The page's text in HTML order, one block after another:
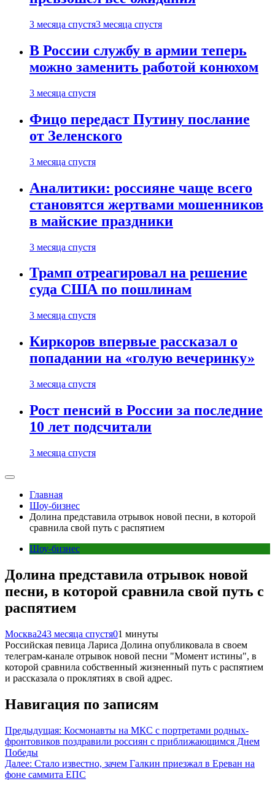
3 месяца спустя3 месяца спустя
В России службу в армии теперь
можно заменить работой конюхом
3 месяца спустя
Фицо передаст Путину послание
от Зеленского
3 месяца спустя
Аналитики: россияне чаще всего
становятся жертвами мошенников
в майские праздники
3 месяца спустя
Трамп отреагировал на решение
суда США по пошлинам
3 месяца спустя
Киркоров впервые рассказал о
попадании на «голую вечеринку»
3 месяца спустя
Рост пенсий в России за последние
10 лет подсчитали
3 месяца спустя
Главная
Шоу-бизнес
Долина представила отрывок новой песни, в которой
сравнила свой путь с распятием
Шоу-бизнес
Долина представила отрывок новой
песни, в которой сравнила свой путь с
распятием
Москва243 месяца спустя01 минуты
Российская певица Лариса Долина опубликовала в своем
телеграм-канале отрывок новой песни "Момент истины", в
которой сравнила собственный жизненный путь с распятием
и рассказала о проклятиях в свой адрес.
Навигация по записям
Предыдущая: Космонавты на МКС с портретами родных-
фронтовиков поздравили россиян с приближающимся Днем
Победы
Далее: Стало известно, зачем Галкин приезжал в Ереван на
фоне саммита ЕПС